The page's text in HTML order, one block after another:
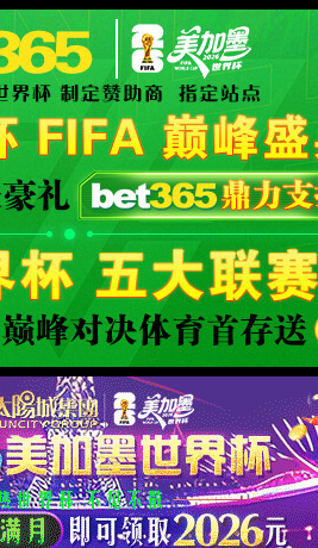
XML 地图